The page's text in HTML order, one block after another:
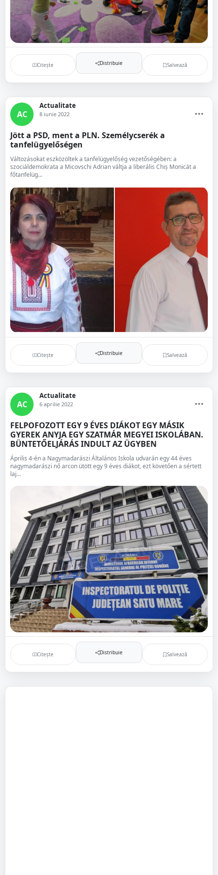
Citește Distribuie Salvează
AC
Actualitate
8 iunie 2022
Jött a PSD, ment a PLN. Személycserék a
tanfelügyelőségen
Változásokat eszközöltek a tanfelügyelőség vezetőségében: a
szociáldemokrata a Micovschi Adrian váltja a liberális Chiș Monicát a
főtanfelüg...
Citește Distribuie Salvează
AC
Actualitate
6 aprilie 2022
FELPOFOZOTT EGY 9 ÉVES DIÁKOT EGY MÁSIK
GYEREK ANYJA EGY SZATMÁR MEGYEI ISKOLÁBAN.
BÜNTETŐELJÁRÁS INDULT AZ ÜGYBEN
Április 4-én a Nagymadarászi Általános Iskola udvarán egy 44 éves
nagymadarászi nő arcon ütött egy 9 éves diákot, ezt követően a sértett
laj...
Citește Distribuie Salvează